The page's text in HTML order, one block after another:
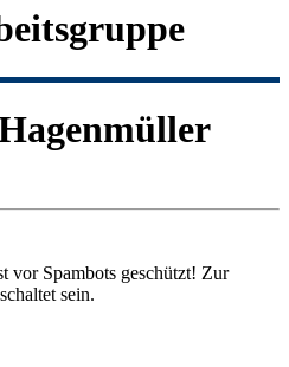
vor Spambots geschützt! Zur
sein.